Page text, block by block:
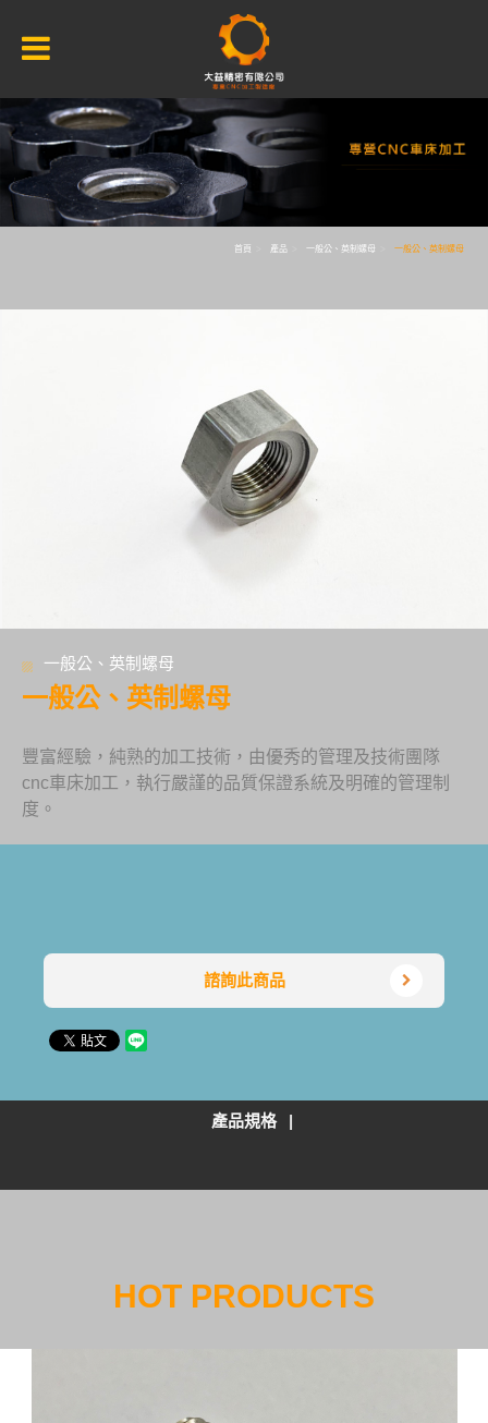
首頁 產品 一般公、英制螺母 一般公、英制螺母
一般公、英制螺母
一般公、英制螺母
豐富經驗，純熟的加工技術，由優秀的管理及技術團隊
cnc車床加工，執行嚴謹的品質保證系統及明確的管理制
度。
諮詢此商品
產品規格
HOT PRODUCTS